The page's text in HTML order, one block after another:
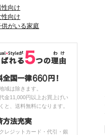
性向け
性向け
供がいる家庭
域は除きます。
金11,000円以上お買上げい
と、送料無料になります。
レジットカード・代引・銀